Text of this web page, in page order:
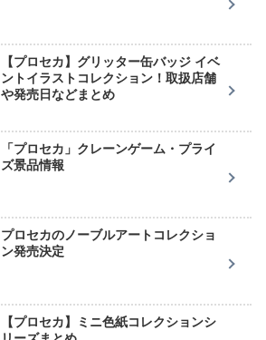
【プロセカ】グリッター缶バッジ イベ
ントイラストコレクション！取扱店舗
や発売日などまとめ
「プロセカ」クレーンゲーム・プライ
ズ景品情報
プロセカのノーブルアートコレクショ
ン発売決定
【プロセカ】ミニ色紙コレクションシ